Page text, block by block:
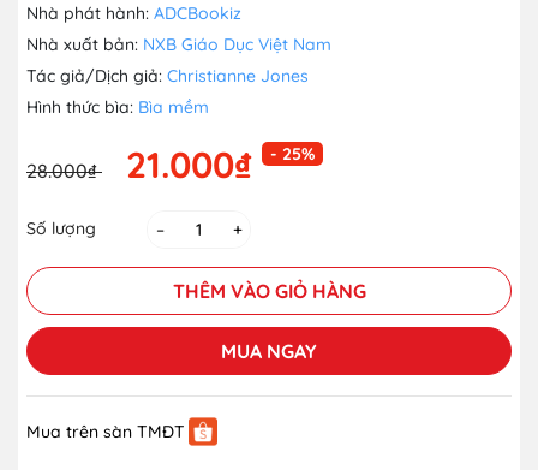
Nhà phát hành: ADCBookiz
Nhà xuất bản: NXB Giáo Dục Việt Nam
Tác giả/Dịch giả: Christianne Jones
Hình thức bìa: Bìa mềm
28.000₫ 21.000₫ - 25%
Số lượng – +
THÊM VÀO GIỎ HÀNG
MUA NGAY
Mua trên sàn TMĐT